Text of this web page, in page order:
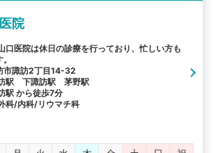
院
口医院は休日の診療を行っており、忙しい方も
市諏訪2丁目14-32
駅 下諏訪駅 茅野駅
駅 から徒歩7分
科/内科/リウマチ科